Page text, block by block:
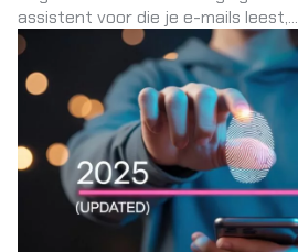
assistent voor die je e-mails leest,...